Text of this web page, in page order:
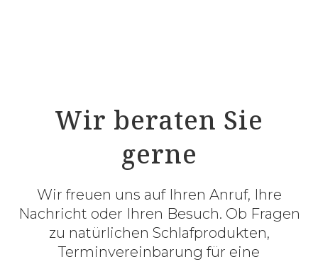
Wir beraten Sie
gerne
Wir freuen uns auf Ihren Anruf, Ihre
Nachricht oder Ihren Besuch. Ob Fragen
zu natürlichen Schlafprodukten,
Terminvereinbarung für eine